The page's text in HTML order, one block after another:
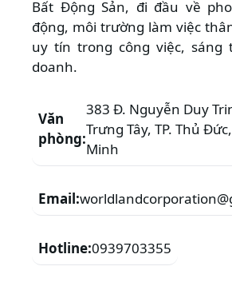
Bất Động Sản, đi đầu về
động, môi trường làm việc
uy tín trong công việc, sáng
doanh.
Văn
phòng:
383 Đ. Nguyễn Duy
Trưng Tây, TP. Thủ
Minh
Email:
Hotline:0939703355